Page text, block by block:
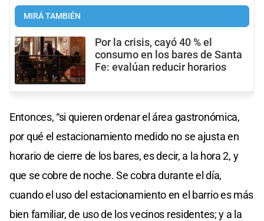
MIRÁ TAMBIÉN
Por la crisis, cayó 40 % el
consumo en los bares de Santa
Fe: evalúan reducir horarios
Entonces, “si quieren ordenar el área gastronómica,
por qué el estacionamiento medido no se ajusta en
horario de cierre de los bares, es decir, a la hora 2, y
que se cobre de noche. Se cobra durante el día,
cuando el uso del estacionamiento en el barrio es más
bien familiar, de uso de los vecinos residentes; y a la